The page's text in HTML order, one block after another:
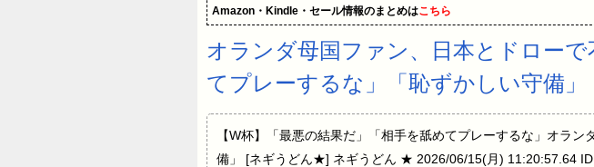
Amazon・Kindle・セール情報のまとめはこちら
オランダ母国ファン、日本とドロー
てプレーするな」「恥ずかしい守備」
【W杯】「最悪の結果だ」「相手を舐めてプレーするな」オラ
備」 [ネギうどん★] ネギうどん ★ 2026/06/15(月) 11:20:57.64